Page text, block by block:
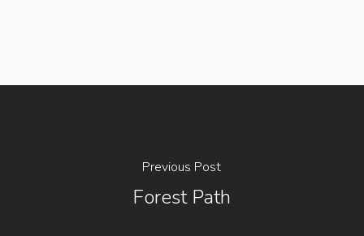
Previous Post
Forest Path